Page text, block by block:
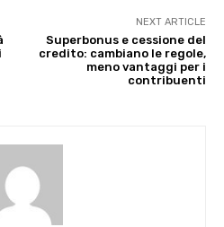
NEXT ARTICLE
Superbonus e cessione del
credito: cambiano le regole,
meno vantaggi per i
contribuenti